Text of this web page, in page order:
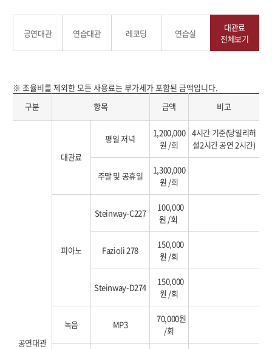
공연대관 연습대관 레코딩 연습실
대관료
전체보기
※ 조율비를 제외한 모든 사용료는 부가세가 포함된 금액입니다.
구분
항목 금액 비고
공연대관
대관료
평일 저녁
1,200,000
원 /회
4시간 기준(당일리허
설2시간 공연 2시간)
주말 및 공휴일
1,300,000
원 /회
피아노
Steinway-C227
100,000
원 /회
Fazioli 278
150,000
원 /회
Steinway-D274
150,000
원 /회
녹음 MP3
70,000원
/회